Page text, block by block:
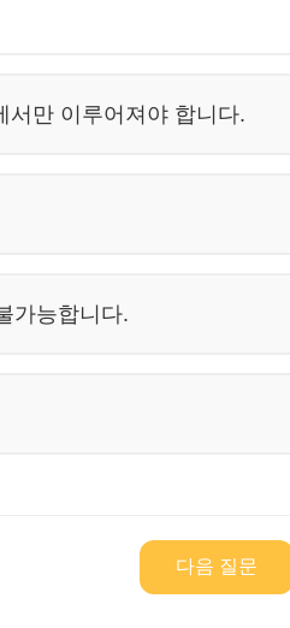
서만 이루어져야 합니다.
가능합니다.
다음 질문